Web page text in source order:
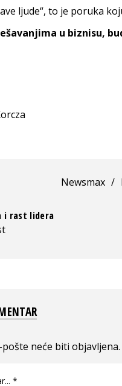
ljude“, to je poruka
u biznisu,
Newsmax /
i rast lidera
pošte neće biti objavljena.